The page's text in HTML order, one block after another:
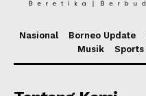
Nasional Borneo Update
Musik
Sports